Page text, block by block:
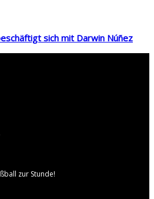
sich mit Darwin Núñez
zur Stunde!